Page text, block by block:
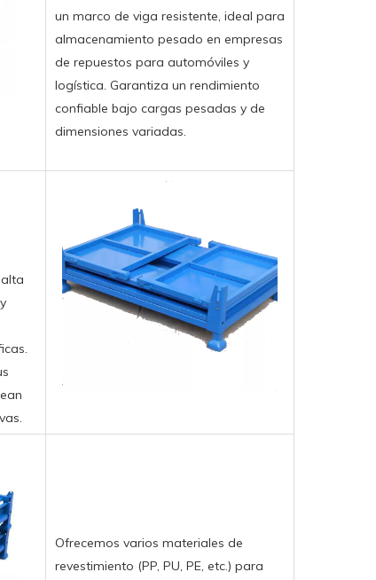
un marco de viga resistente, ideal para
almacenamiento pesado en empresas
de repuestos para automóviles y
logística. Garantiza un rendimiento
confiable bajo cargas pesadas y de
dimensiones variadas.
Ofrecemos varios materiales de
revestimiento (PP, PU, ​​PE, etc.) para